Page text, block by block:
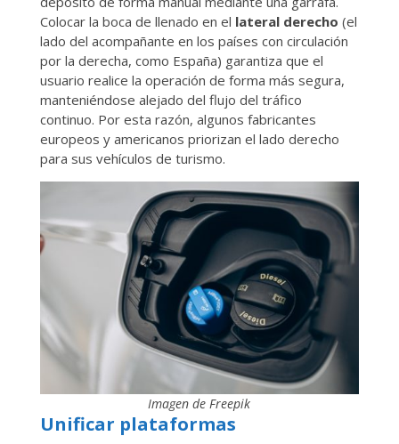
Colocar la boca de llenado en el lateral derecho (el
lado del acompañante en los países con circulación
por la derecha, como España) garantiza que el
usuario realice la operación de forma más segura,
manteniéndose alejado del flujo del tráfico
continuo. Por esta razón, algunos fabricantes
europeos y americanos priorizan el lado derecho
para sus vehículos de turismo.
Imagen de Freepik
Unificar plataformas